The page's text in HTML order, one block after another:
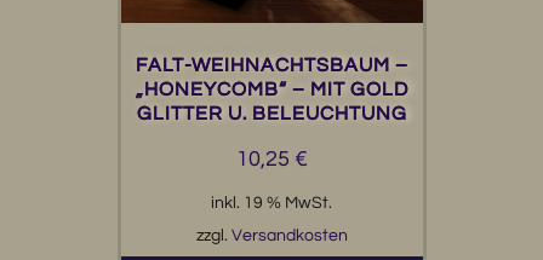
FALT-WEIHNACHTSBAUM –
„HONEYCOMB“ – MIT GOLD
GLITTER U. BELEUCHTUNG
10,25 €
inkl. 19 % MwSt.
zzgl. Versandkosten